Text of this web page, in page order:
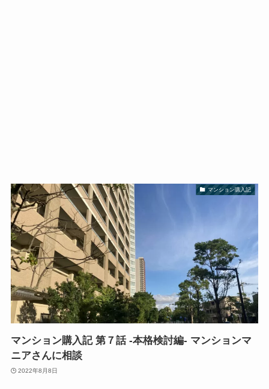
マンション購入記
マンション購入記 第７話 -本格検討編- マンションマ
ニアさんに相談
2022年8月8日